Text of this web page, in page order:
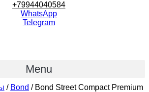
+79944040584
WhatsApp
Telegram
Menu
/ Bond / Bond Street Compact Premium